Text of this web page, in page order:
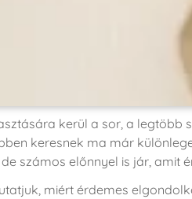
kerül a sor, a
keresnek ma már
számos előnnyel is jár, amit
miért érdemes